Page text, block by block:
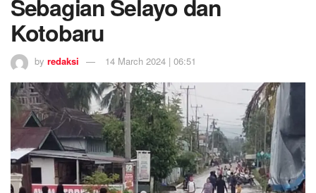
Sebagian Selayo dan
Kotobaru
by redaksi 14 March 2024 | 06:51